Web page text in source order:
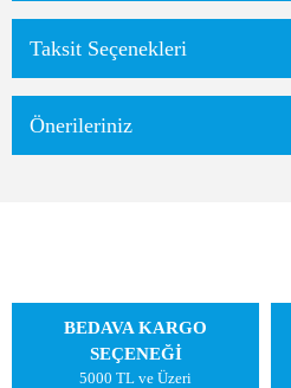
Taksit Seçenekleri
Önerileriniz
BEDAVA KARGO
SEÇENEĞİ
5000 TL ve Üzeri